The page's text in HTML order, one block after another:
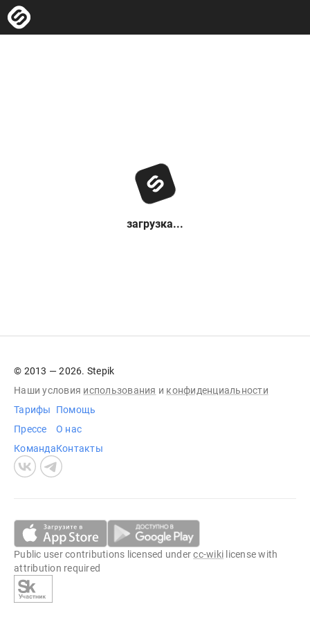
загрузка...
© 2013 — 2026. Stepik
Наши условия использования и конфиденциальности
Тарифы
Прессе
Команда
Помощь
О нас
Контакты
Public user contributions licensed undercc-wiki license with
attribution required